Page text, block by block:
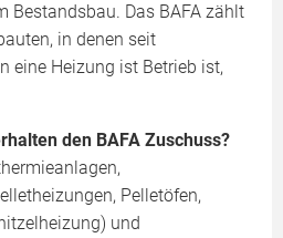
Bestandsbau. Das BAFA zählt
in denen seit
eine Heizung ist Betrieb ist,
den BAFA Zuschuss?
Pelletöfen,
und